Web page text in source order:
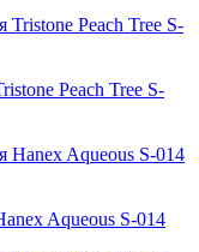
Peach Tree S-
Aqueous S-014